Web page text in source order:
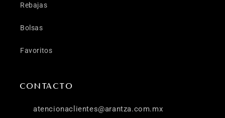
Rebajas
Bolsas
Favoritos
CONTACTO
atencionaclientes@arantza.com.mx